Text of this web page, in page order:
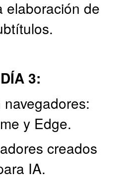
elaboración de
DÍA 3:
navegadores:
y Edge.
creados
IA.